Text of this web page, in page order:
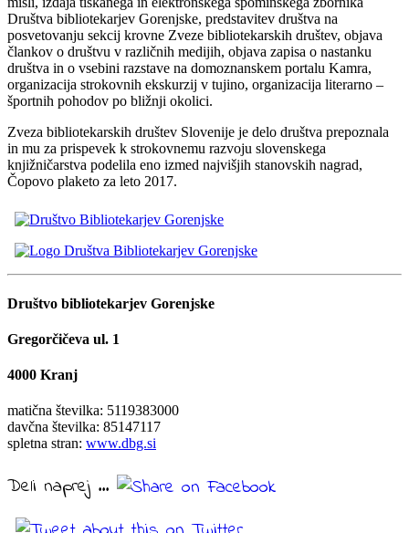
Društva bibliotekarjev Gorenjske, predstavitev društva na
posvetovanju sekcij krovne Zveze bibliotekarskih društev, objava
člankov o društvu v različnih medijih, objava zapisa o nastanku
društva in o vsebini razstave na domoznanskem portalu Kamra,
organizacija strokovnih ekskurzij v tujino, organizacija literarno –
športnih pohodov po bližnji okolici.
Zveza bibliotekarskih društev Slovenije je delo društva prepoznala
in mu za prispevek k strokovnemu razvoju slovenskega
knjižničarstva podelila eno izmed najvišjih stanovskih nagrad,
Čopovo plaketo za leto 2017.
Društvo bibliotekarjev Gorenjske
Gregorčičeva ul. 1
4000 Kranj
matična številka: 5119383000
davčna številka: 85147117
spletna stran: www.dbg.si
Deli naprej ...